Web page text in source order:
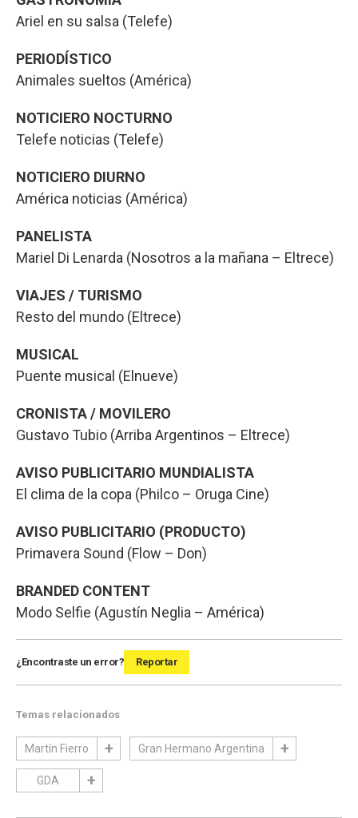
Ariel en su salsa (Telefe)
PERIODÍSTICO
Animales sueltos (América)
NOTICIERO NOCTURNO
Telefe noticias (Telefe)
NOTICIERO DIURNO
América noticias (América)
PANELISTA
Mariel Di Lenarda (Nosotros a la mañana – Eltrece)
VIAJES / TURISMO
Resto del mundo (Eltrece)
MUSICAL
Puente musical (Elnueve)
CRONISTA / MOVILERO
Gustavo Tubio (Arriba Argentinos – Eltrece)
AVISO PUBLICITARIO MUNDIALISTA
El clima de la copa (Philco – Oruga Cine)
AVISO PUBLICITARIO (PRODUCTO)
Primavera Sound (Flow – Don)
BRANDED CONTENT
Modo Selfie (Agustín Neglia – América)
¿Encontraste un error? Reportar
Temas relacionados
Martín Fierro Gran Hermano Argentina
GDA